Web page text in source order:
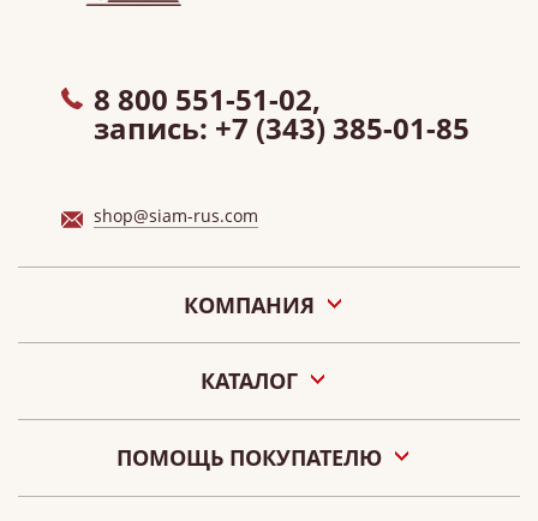
8 800 551-51-02,
запись: +7 (343) 385-01-85
shop@siam-rus.com
КОМПАНИЯ
О нас
Акции
Новости
Наши салоны
КАТАЛОГ
Подарочные сертификаты «СИАМ»
ПОМОЩЬ ПОКУПАТЕЛЮ
Оплата